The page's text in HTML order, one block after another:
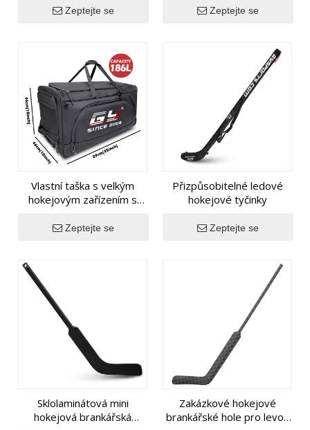
ruku
Zeptejte se Zeptejte se
Vlastní taška s velkým
hokejovým zařízením s
Zeptejte se
Přizpůsobitelné ledové
hokejové tyčinky
Zeptejte se
Sklolaminátová mini
hokejová brankářská
Zakázkové hokejové
brankářské hole pro levou